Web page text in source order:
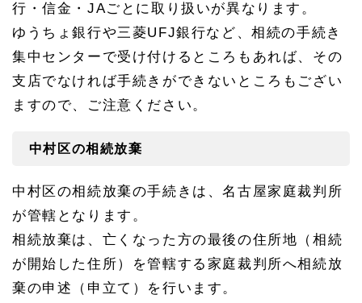
行・信金・JAごとに取り扱いが異なります。
ゆうちょ銀行や三菱UFJ銀行など、相続の手続き
集中センターで受け付けるところもあれば、その
支店でなければ手続きができないところもござい
ますので、ご注意ください。
中村区の相続放棄
中村区の相続放棄の手続きは、名古屋家庭裁判所
が管轄となります。
相続放棄は、亡くなった方の最後の住所地（相続
が開始した住所）を管轄する家庭裁判所へ相続放
棄の申述（申立て）を行います。